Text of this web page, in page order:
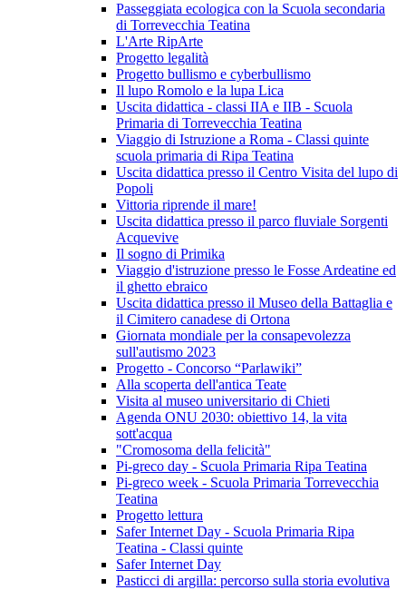
Passeggiata ecologica con la Scuola secondaria
di Torrevecchia Teatina
L'Arte RipArte
Progetto legalità
Progetto bullismo e cyberbullismo
Il lupo Romolo e la lupa Lica
Uscita didattica - classi IIA e IIB - Scuola
Primaria di Torrevecchia Teatina
Viaggio di Istruzione a Roma - Classi quinte
scuola primaria di Ripa Teatina
Uscita didattica presso il Centro Visita del lupo di
Popoli
Vittoria riprende il mare!
Uscita didattica presso il parco fluviale Sorgenti
Acquevive
Il sogno di Primika
Viaggio d'istruzione presso le Fosse Ardeatine ed
il ghetto ebraico
Uscita didattica presso il Museo della Battaglia e
il Cimitero canadese di Ortona
Giornata mondiale per la consapevolezza
sull'autismo 2023
Progetto - Concorso “Parlawiki”
Alla scoperta dell'antica Teate
Visita al museo universitario di Chieti
Agenda ONU 2030: obiettivo 14, la vita
sott'acqua
"Cromosoma della felicità"
Pi-greco day - Scuola Primaria Ripa Teatina
Pi-greco week - Scuola Primaria Torrevecchia
Teatina
Progetto lettura
Safer Internet Day - Scuola Primaria Ripa
Teatina - Classi quinte
Safer Internet Day
Pasticci di argilla: percorso sulla storia evolutiva